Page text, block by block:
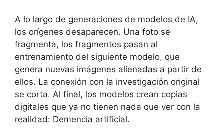
A lo largo de generaciones de modelos de IA,
los orígenes desaparecen. Una foto se
fragmenta, los fragmentos pasan al
entrenamiento del siguiente modelo, que
genera nuevas imágenes alienadas a partir de
ellos. La conexión con la investigación original
se corta. Al final, los modelos crean copias
digitales que ya no tienen nada que ver con la
realidad: Demencia artificial.